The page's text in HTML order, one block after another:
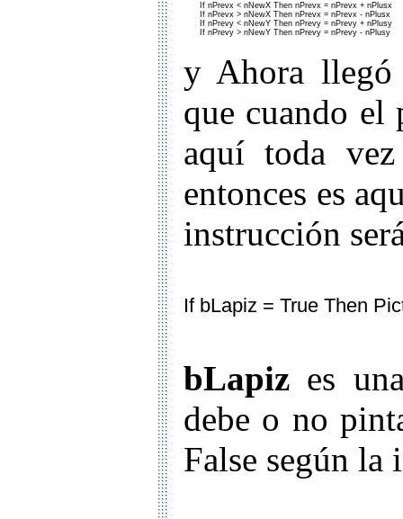
      If nPrevx < nNewX Then nPrevx = nPrevx + nPlusx
      If nPrevx > nNewX Then nPrevx = nPrevx - nPlusx
      If nPrevy < nNewY Then nPrevy = nPrevy + nPlusy
      If nPrevy > nNewY Then nPrevy = nPrevy - nPlusy
y Ahora llegó
que cuando el
aquí toda
entonces es
instrucción
If bLapiz = True Then
bLapiz es
debe o no
False según la